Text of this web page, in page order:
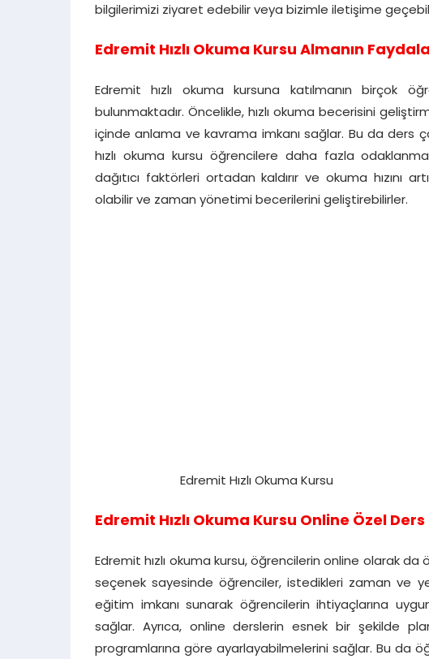
bilgilerimizi ziyaret edebilir veya bizimle iletişime
Edremit Hızlı Okuma Kursu Almanın
Edremit hızlı okuma kursuna katılmanın birçok
bulunmaktadır. Öncelikle, hızlı okuma becerisini
içinde anlama ve kavrama imkanı sağlar. Bu da ders
hızlı okuma kursu öğrencilere daha fazla
dağıtıcı faktörleri ortadan kaldırır ve okuma hızını
olabilir ve zaman yönetimi becerilerini geliştirebilirler.
Edremit Hızlı Okuma Kursu
Edremit Hızlı Okuma Kursu Online Özel Ders
Edremit hızlı okuma kursu, öğrencilerin online olarak
seçenek sayesinde öğrenciler, istedikleri zaman ve
eğitim imkanı sunarak öğrencilerin ihtiyaçlarına
sağlar. Ayrıca, online derslerin esnek bir şekilde
programlarına göre ayarlayabilmelerini sağlar. Bu da